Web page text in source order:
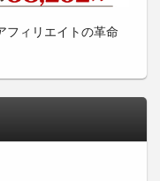
フィリエイトの革命